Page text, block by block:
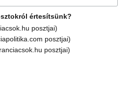
értesítsünk?
posztjai)
posztjai)
posztjai)